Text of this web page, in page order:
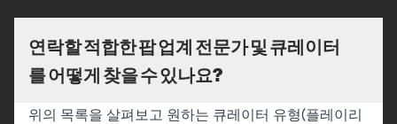
연락할 적합한 팝 업계 전문가 및 큐레이터
를 어떻게 찾을 수 있나요?
위의 목록을 살펴보고 원하는 큐레이터 유형(플레이리